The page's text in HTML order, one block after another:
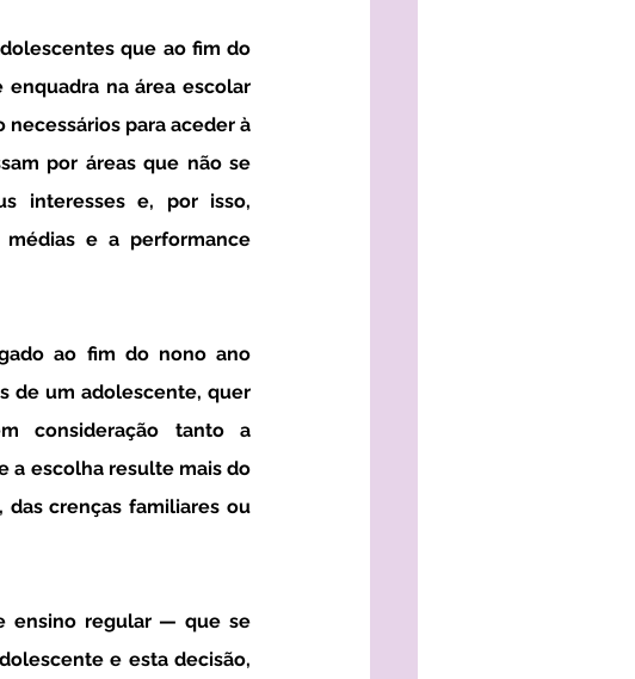
na área escolar
necessários para aceder à
por áreas que não se
interesses e, por isso,
e a performance
de um adolescente, quer
consideração tanto a
a escolha resulte mais do
crenças familiares ou
e esta decisão,